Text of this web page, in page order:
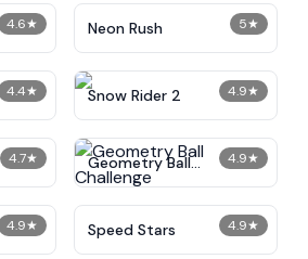
4.6★ 5★
Neon Rush
4.4★ 4.9★
Snow Rider 2
4.7★ 4.9★
Geometry Ball
Challenge
4.9★ 4.9★
​​Speed Stars​